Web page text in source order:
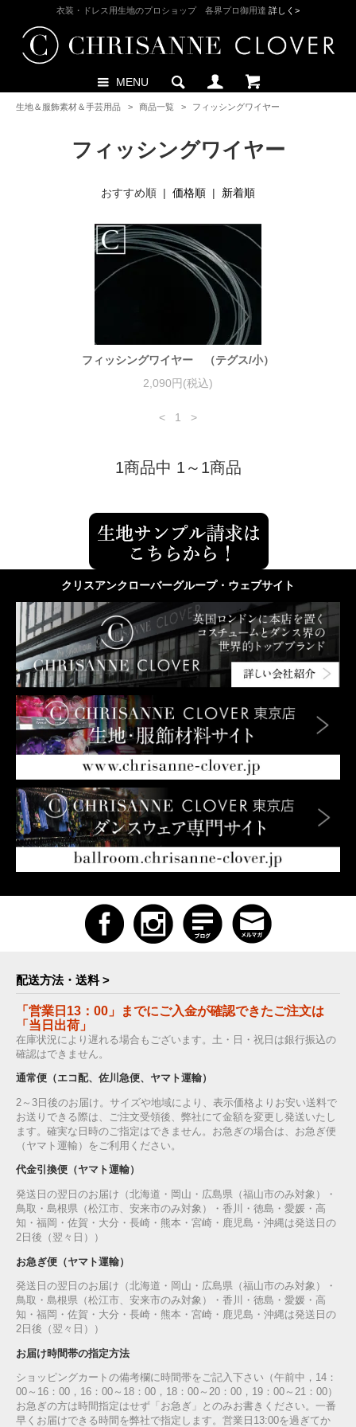
衣装・ドレス用生地のプロショップ 各界プロ御用達 詳しく>
MENU
生地＆服飾素材＆手芸用品 > 商品一覧 > フィッシングワイヤー
フィッシングワイヤー
おすすめ順 | 価格順 | 新着順
フィッシングワイヤー （テグス/小）
2,090円(税込)
< 1 >
1商品中 1～1商品
クリスアンクローバーグループ・ウェブサイト
配送方法・送料 >
「営業日13：00」までにご入金が確認できたご注文は
「当日出荷」
在庫状況により遅れる場合もございます。土・日・祝日は銀行振込の
確認はできません。
通常便（エコ配、佐川急便、ヤマト運輸）
2～3日後のお届け。サイズや地域により、表示価格よりお安い送料で
お送りできる際は、ご注文受領後、弊社にて金額を変更し発送いたし
ます。確実な日時のご指定はできません。お急ぎの場合は、お急ぎ便
（ヤマト運輸）をご利用ください。
代金引換便（ヤマト運輸）
発送日の翌日のお届け（北海道・岡山・広島県（福山市のみ対象）・
鳥取・島根県（松江市、安来市のみ対象）・香川・徳島・愛媛・高
知・福岡・佐賀・大分・長崎・熊本・宮崎・鹿児島・沖縄は発送日の
2日後（翌々日））
お急ぎ便（ヤマト運輸）
発送日の翌日のお届け（北海道・岡山・広島県（福山市のみ対象）・
鳥取・島根県（松江市、安来市のみ対象）・香川・徳島・愛媛・高
知・福岡・佐賀・大分・長崎・熊本・宮崎・鹿児島・沖縄は発送日の
2日後（翌々日））
お届け時間帯の指定方法
ショッピングカートの備考欄に時間帯をご記入下さい（午前中，14：
00～16：00，16：00～18：00，18：00～20：00，19：00～21：00）
お急ぎの方は時間指定はせず「お急ぎ」とのみお書きください。一番
早くお届けできる時間を弊社で指定します。営業日13:00を過ぎてか